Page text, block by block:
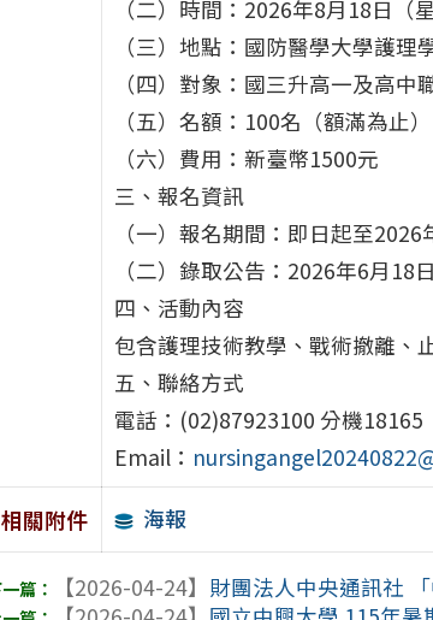
（二）時間：2026年8月18日（
（三）地點：國防醫學大學護理
（四）對象：國三升高一及高中
（五）名額：100名（額滿為止）
（六）費用：新臺幣1500元
三、報名資訊
（一）報名期間：即日起至2026
（二）錄取公告：2026年6月18
四、活動內容
包含護理技術教學、戰術撤離、
五、聯絡方式
電話：(02)87923100 分機18165
Email：
相關附件 海報
【2026-04-24】 財團法人中央通訊社